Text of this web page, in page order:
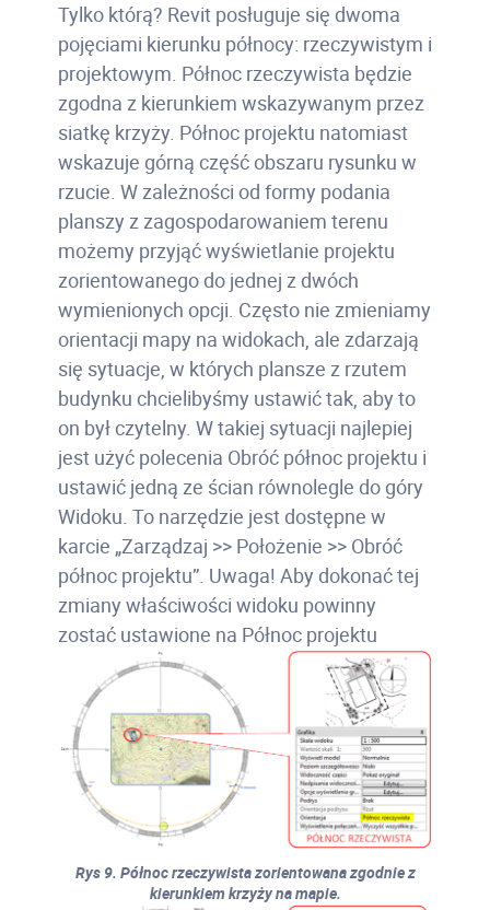
Tylko którą? Revit posługuje się dwoma
pojęciami kierunku północy: rzeczywistym i
projektowym. Północ rzeczywista będzie
zgodna z kierunkiem wskazywanym przez
siatkę krzyży. Północ projektu natomiast
wskazuje górną część obszaru rysunku w
rzucie. W zależności od formy podania
planszy z zagospodarowaniem terenu
możemy przyjąć wyświetlanie projektu
zorientowanego do jednej z dwóch
wymienionych opcji. Często nie zmieniamy
orientacji mapy na widokach, ale zdarzają
się sytuacje, w których plansze z rzutem
budynku chcielibyśmy ustawić tak, aby to
on był czytelny. W takiej sytuacji najlepiej
jest użyć polecenia Obróć północ projektu i
ustawić jedną ze ścian równolegle do góry
Widoku. To narzędzie jest dostępne w
karcie „Zarządzaj >> Położenie >> Obróć
północ projektu”. Uwaga! Aby dokonać tej
zmiany właściwości widoku powinny
zostać ustawione na Północ projektu
Rys 9. Północ rzeczywista zorientowana zgodnie z
kierunkiem krzyży na mapie.